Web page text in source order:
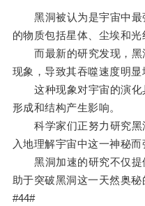
黑洞被认为是宇宙中最
的物质包括星体、尘埃和光
而最新的研究发现，黑
现象，导致其吞噬速度明显
这种现象对宇宙的演化
形成和结构产生影响。
科学家们正努力研究黑
入地理解宇宙中这一神秘而
黑洞加速的研究不仅提
助于突破黑洞这一天然奥秘
#44#